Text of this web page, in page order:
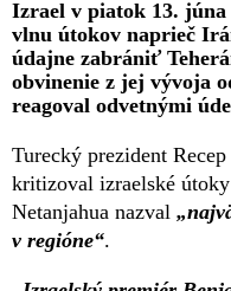
Izrael v piatok 13. júna
vlnu útokov naprieč
údajne zabrániť
obvinenie z jej vývoja
reagoval odvetnými
Turecký prezident
kritizoval izraelské
Netanjahua nazval
v regióne“.